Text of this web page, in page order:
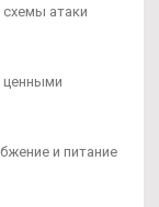
схемы атаки
ценными
и питание